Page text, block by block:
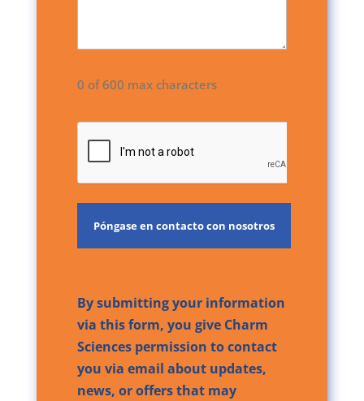
0 of 600 max characters
By submitting your information
via this form, you give Charm
Sciences permission to contact
you via email about updates,
news, or offers that may